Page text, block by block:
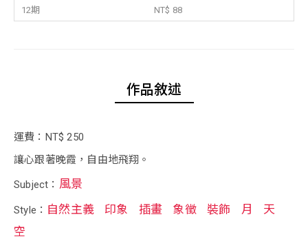
12期
NT$ 88
作品敘述
運費：NT$ 250
讓心跟著晚霞，自由地飛翔。
Subject： 風景
Style： 自然主義 印象 插畫 象徵 裝飾 月
天
空